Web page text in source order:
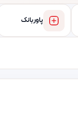
پاور بانک